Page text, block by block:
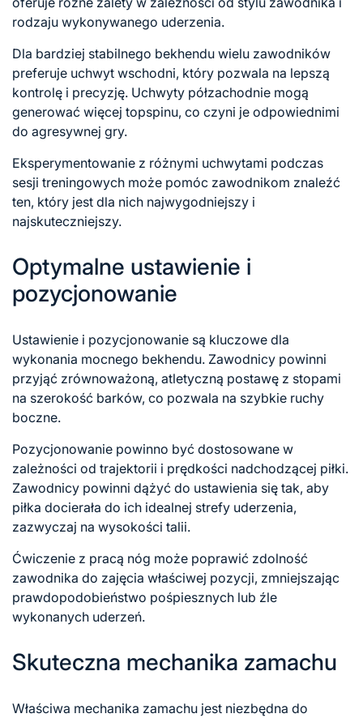
rodzaju wykonywanego uderzenia.
Dla bardziej stabilnego bekhendu wielu zawodników
preferuje uchwyt wschodni, który pozwala na lepszą
kontrolę i precyzję. Uchwyty półzachodnie mogą
generować więcej topspinu, co czyni je odpowiednimi
do agresywnej gry.
Eksperymentowanie z różnymi uchwytami podczas
sesji treningowych może pomóc zawodnikom znaleźć
ten, który jest dla nich najwygodniejszy i
najskuteczniejszy.
Optymalne ustawienie i
pozycjonowanie
Ustawienie i pozycjonowanie są kluczowe dla
wykonania mocnego bekhendu. Zawodnicy powinni
przyjąć zrównoważoną, atletyczną postawę z stopami
na szerokość barków, co pozwala na szybkie ruchy
boczne.
Pozycjonowanie powinno być dostosowane w
zależności od trajektorii i prędkości nadchodzącej piłki.
Zawodnicy powinni dążyć do ustawienia się tak, aby
piłka docierała do ich idealnej strefy uderzenia,
zazwyczaj na wysokości talii.
Ćwiczenie z pracą nóg może poprawić zdolność
zawodnika do zajęcia właściwej pozycji, zmniejszając
prawdopodobieństwo pośpiesznych lub źle
wykonanych uderzeń.
Skuteczna mechanika zamachu
Właściwa mechanika zamachu jest niezbędna do